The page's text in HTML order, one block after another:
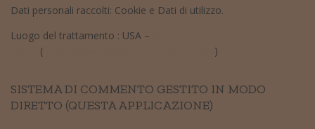
Dati personali raccolti: Cookie e Dati di utilizzo.
Luogo del trattamento : USA –
( )
SISTEMA DI COMMENTO GESTITO IN MODO
DIRETTO (QUESTA APPLICAZIONE)